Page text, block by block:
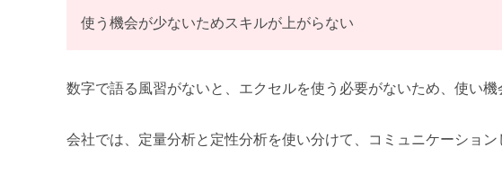
使う機会が少ないためスキルが上がらない
数字で語る風習がないと、エクセルを使う必要がないため、使い機
会社では、定量分析と定性分析を使い分けて、コミュニケーション